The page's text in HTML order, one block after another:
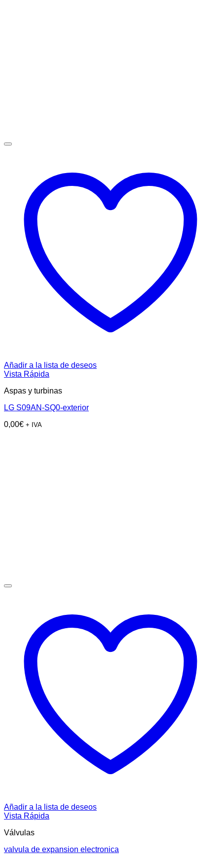
Añadir a la lista de deseos
Vista Rápida
Aspas y turbinas
LG S09AN-SQ0-exterior
0,00€ + IVA
Añadir a la lista de deseos
Vista Rápida
Válvulas
valvula de expansion electronica